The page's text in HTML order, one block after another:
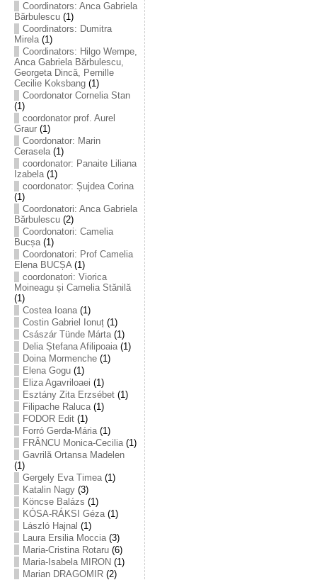
Coordinators: Anca Gabriela
Bărbulescu(1)
Coordinators: Dumitra
Mirela(1)
Coordinators: Hilgo Wempe,
Anca Gabriela Bărbulescu,
Georgeta Dincă, Pernille
Cecilie Koksbang(1)
Coordonator Cornelia Stan
(1)
coordonator prof. Aurel
Graur(1)
Coordonator: Marin
Cerasela(1)
coordonator: Panaite Liliana
Izabela(1)
coordonator: Șujdea Corina
(1)
Coordonatori: Anca Gabriela
Bărbulescu(2)
Coordonatori: Camelia
Bucșa(1)
Coordonatori: Prof Camelia
Elena BUCȘA(1)
coordonatori: Viorica
Moineagu și Camelia Stănilă
(1)
Costea Ioana(1)
Costin Gabriel Ionuț(1)
Császár Tünde Márta(1)
Delia Ștefana Afilipoaia(1)
Doina Mormenche(1)
Elena Gogu(1)
Eliza Agavriloaei (1)
Esztány Zita Erzsébet(1)
Filipache Raluca(1)
FODOR Edit(1)
Forró Gerda-Mária(1)
FRÂNCU Monica-Cecilia(1)
Gavrilă Ortansa Madelen
(1)
Gergely Eva Timea(1)
Katalin Nagy(3)
Köncse Balázs (1)
KÓSA-RÁKSI Géza(1)
László Hajnal (1)
Laura Ersilia Moccia(3)
Maria-Cristina Rotaru(6)
Maria-Isabela MIRON (1)
Marian DRAGOMIR(2)